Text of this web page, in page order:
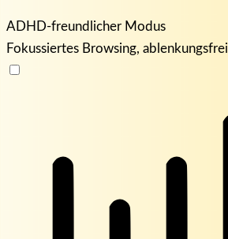
ADHD-freundlicher Modus
Fokussiertes Browsing, ablenkungsfrei